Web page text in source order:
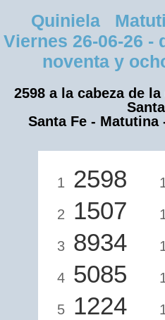
Quiniela
Viernes 26-06-26
noventa y
2598 a la cabeza de
Santa Fe - Matutina
1 2598
2 1507
3 8934
4 5085
5 1224